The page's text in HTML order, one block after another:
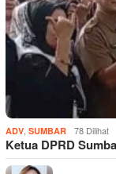
ADV SUMBAR 78 Dilihat
Ketua DPRD